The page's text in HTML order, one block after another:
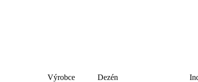
Výrobce Dezén